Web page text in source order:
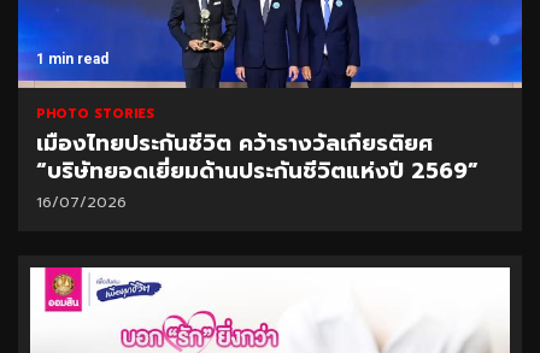
1 min read
PHOTO STORIES
เมืองไทยประกันชีวิต คว้ารางวัลเกียรติยศ
“บริษัทยอดเยี่ยมด้านประกันชีวิตแห่งปี 2569”
16/07/2026